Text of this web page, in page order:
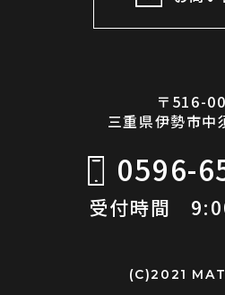
〒516-
三重県伊勢市中
0596-
受付時間
(C)2021